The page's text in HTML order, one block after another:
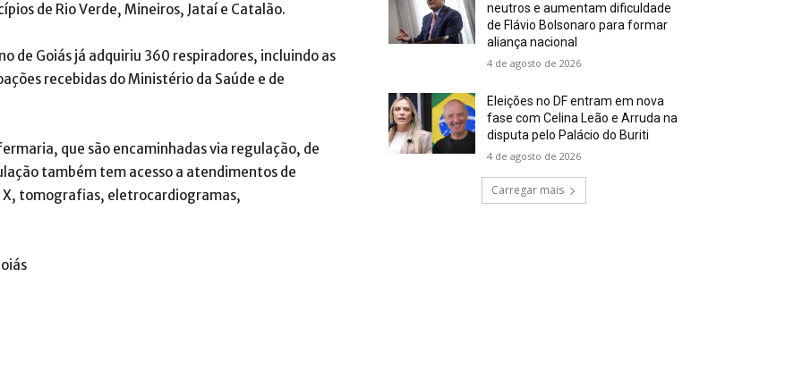
de Rio Verde, Mineiros, Jataí e Catalão.
de Goiás já adquiriu 360 respiradores, incluindo as
recebidas do Ministério da Saúde e de
que são encaminhadas via regulação, de
também tem acesso a atendimentos de
X, tomografias, eletrocardiogramas,
neutros e aumentam dificuldade
de Flávio Bolsonaro para formar
aliança nacional
4 de agosto de 2026
Eleições no DF entram em nova
fase com Celina Leão e Arruda na
disputa pelo Palácio do Buriti
4 de agosto de 2026
Carregar mais